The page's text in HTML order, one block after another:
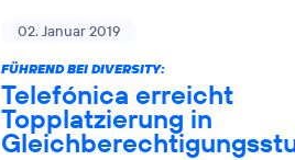
02. Januar 2019
FÜHREND BEI DIVERSITY:
Telefónica erreicht
Topplatzierung in